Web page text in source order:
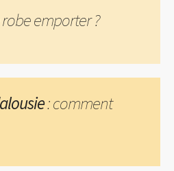
emporter ?
: comment